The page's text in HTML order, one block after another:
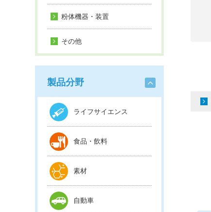
粉体機器・装置
その他
製品分野
ライフサイエンス
食品・飲料
素材
自動車